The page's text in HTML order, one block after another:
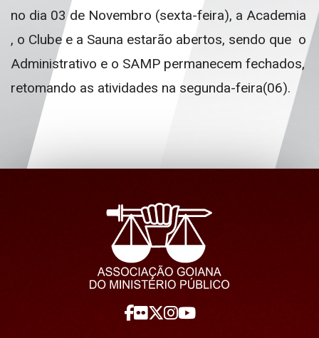
no dia 03 de Novembro (sexta-feira), a Academia
, o Clube e a Sauna estarão abertos, sendo que o
Administrativo e o SAMP permanecem fechados,
retomando as atividades na segunda-feira(06).